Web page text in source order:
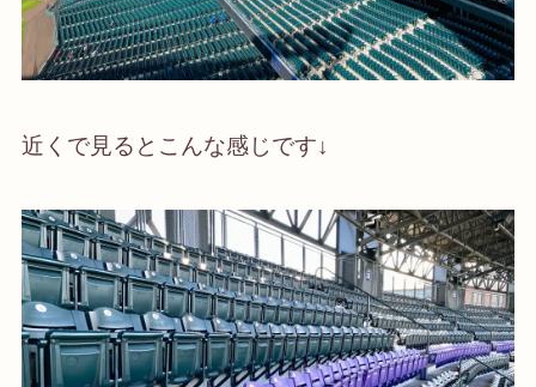
近くで見るとこんな感じです↓